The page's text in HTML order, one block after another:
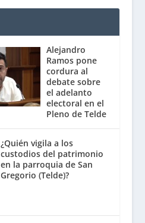
Alejandro
Ramos pone
cordura al
debate sobre
el adelanto
electoral en el
Pleno de Telde
¿Quién vigila a los
custodios del patrimonio
en la parroquia de San
Gregorio (Telde)?